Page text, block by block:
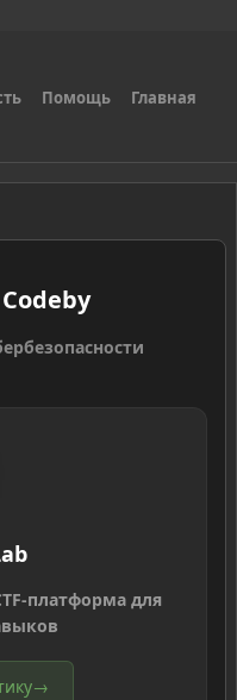
Помощь Главная
платформа для
→